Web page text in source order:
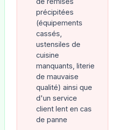
précipitées
(équipements
cassés,
ustensiles de
cuisine
manquants, literie
de mauvaise
qualité) ainsi que
d'un service
client lent en cas
de panne